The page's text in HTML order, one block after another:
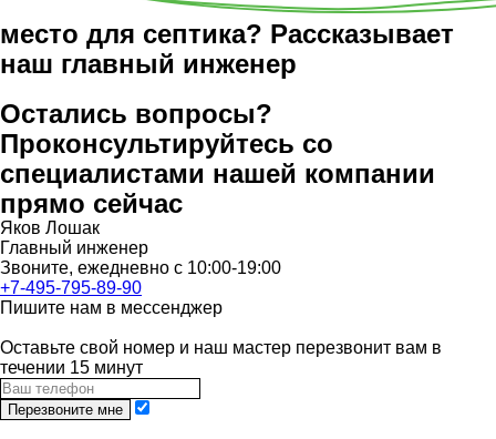
место для септика? Рассказывает
наш главный инженер
Остались вопросы?
Проконсультируйтесь со
специалистами нашей компании
прямо сейчас
Яков Лошак
Главный инженер
Звоните, ежедневно с 10:00-19:00
+7-495-795-89-90
Пишите нам в мессенджер
Оставьте свой номер и наш мастер перезвонит вам в
течении 15 минут
Перезвоните мне